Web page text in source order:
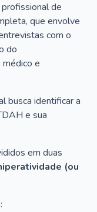
de
que envolve
com o
do
e
busca identificar a
e sua
em duas
(ou